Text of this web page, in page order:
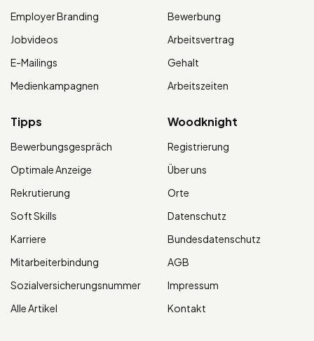
Employer Branding
Jobvideos
E-Mailings
Medienkampagnen
Bewerbung
Arbeitsvertrag
Gehalt
Arbeitszeiten
Tipps
Bewerbungsgespräch
Optimale Anzeige
Rekrutierung
Soft Skills
Karriere
Mitarbeiterbindung
Sozialversicherungsnummer
Alle Artikel
Woodknight
Registrierung
Über uns
Orte
Datenschutz
Bundesdatenschutz
AGB
Impressum
Kontakt